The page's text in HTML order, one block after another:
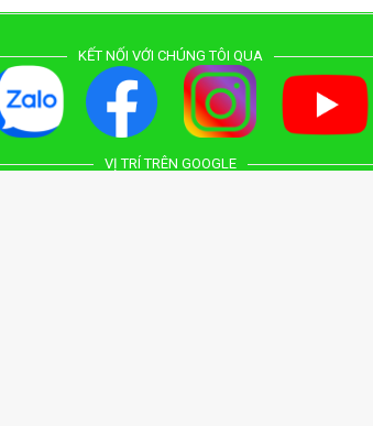
KẾT NỐI VỚI CHÚNG TÔI QUA
VỊ TRÍ TRÊN GOOGLE